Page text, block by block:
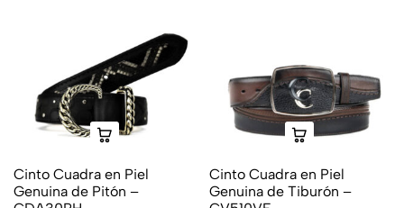
Cinto Cuadra en Piel
Genuina de Pitón –
Cinto Cuadra en Piel
Genuina de Tiburón –